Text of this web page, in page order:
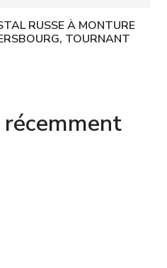
RUSSE À MONTURE
TOURNANT